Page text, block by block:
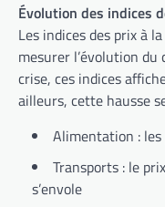
Évolution des indices
Les indices des prix à
mesurer l’évolution du
crise, ces indices
ailleurs, cette hausse
Alimentation :
Transports : le
s’envole